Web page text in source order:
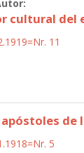
cultural del
11
apóstoles de
5